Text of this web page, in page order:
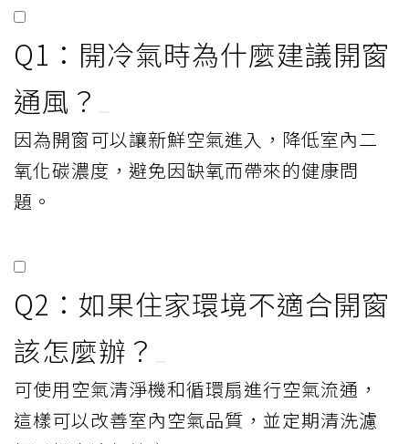
Q1：開冷氣時為什麼建議開窗
通風？
因為開窗可以讓新鮮空氣進入，降低室內二
氧化碳濃度，避免因缺氧而帶來的健康問
題。
Q2：如果住家環境不適合開窗
該怎麼辦？
可使用空氣清淨機和循環扇進行空氣流通，
這樣可以改善室內空氣品質，並定期清洗濾